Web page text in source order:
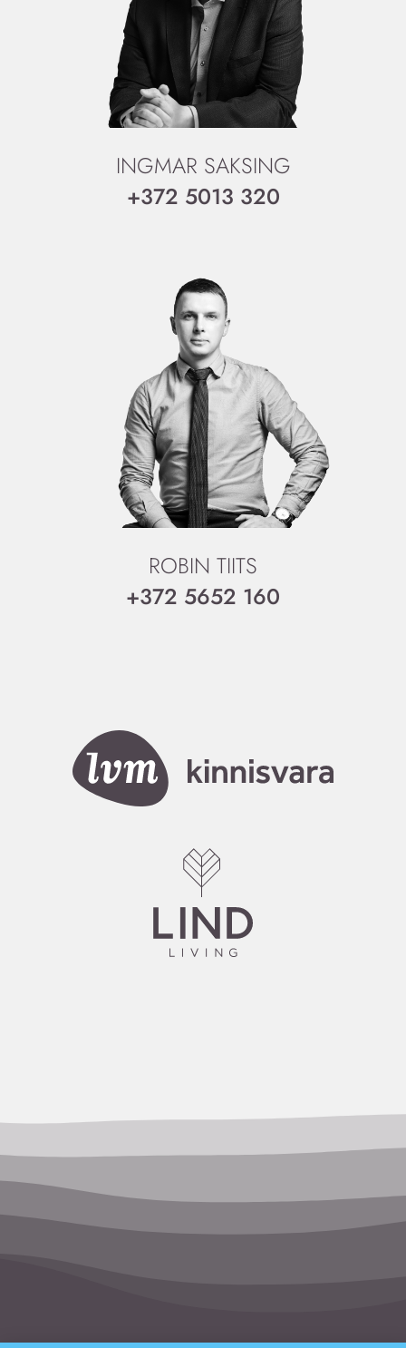
INGMAR SAKSING
+372 5013 320
ROBIN TIITS
+372 5652 160